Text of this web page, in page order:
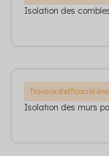
Isolation des
Travaux d'efficacité
Isolation des murs